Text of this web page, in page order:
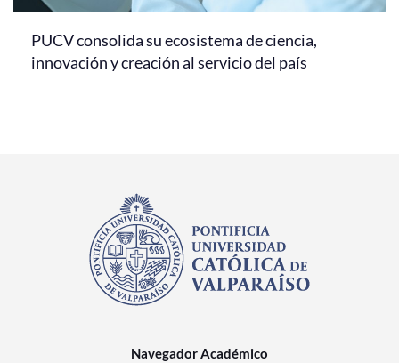
PUCV consolida su ecosistema de ciencia,
innovación y creación al servicio del país
Navegador Académico